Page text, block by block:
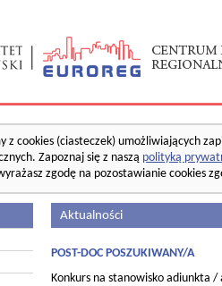
z cookies (ciasteczek) umożliwiających
Zapoznaj się z naszą polityką
zgodę na pozostawianie cookies
Aktualności
POST-DOC POSZUKIWANY/A
Konkurs na stanowisko adiunkta /